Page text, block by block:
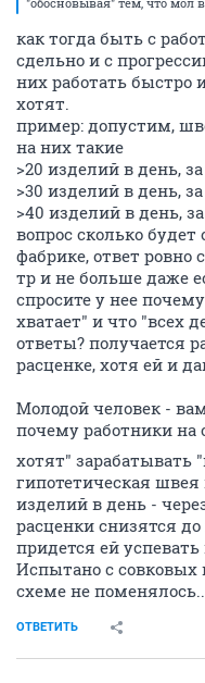
как тогда быть с
сдельно и с
них работать быстро
хотят.
пример: допустим,
на них такие
>20 изделий в день,
>30 изделий в день,
>40 изделий в день,
вопрос сколько
фабрике, ответ ровно
тр и не больше даже
спросите у нее
хватает" и что "всех
ответы? получается
расценке, хотя ей и
Молодой человек -
почему работники на
хотят" зарабатывать
гипотетическая швея
изделий в день -
расценки снизятся
придется ей
Испытано с совковых
схеме не
ОТВЕТИТЬ